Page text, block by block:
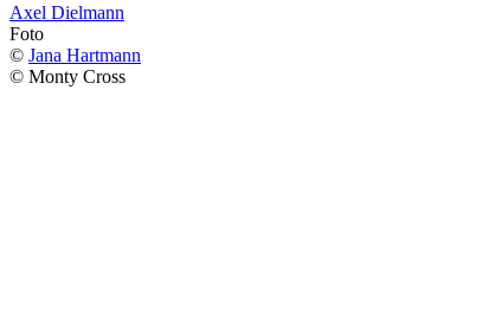
Axel Dielmann
Foto
© Jana Hartmann
© Monty Cross